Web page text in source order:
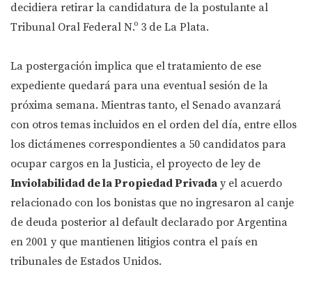
decidiera retirar la candidatura de la postulante al
Tribunal Oral Federal N.º 3 de La Plata.
La postergación implica que el tratamiento de ese
expediente quedará para una eventual sesión de la
próxima semana. Mientras tanto, el Senado avanzará
con otros temas incluidos en el orden del día, entre ellos
los dictámenes correspondientes a 50 candidatos para
ocupar cargos en la Justicia, el proyecto de ley de
Inviolabilidad de la Propiedad Privada y el acuerdo
relacionado con los bonistas que no ingresaron al canje
de deuda posterior al default declarado por Argentina
en 2001 y que mantienen litigios contra el país en
tribunales de Estados Unidos.